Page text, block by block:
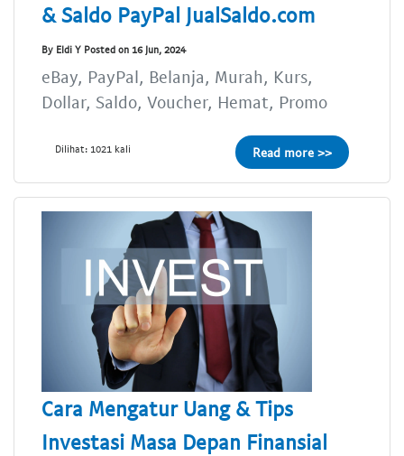
& Saldo PayPal JualSaldo.com
By Eldi Y Posted on 16 Jun, 2024
eBay, PayPal, Belanja, Murah, Kurs,
Dollar, Saldo, Voucher, Hemat, Promo
Dilihat: 1021 kali Read more >>
Cara Mengatur Uang & Tips
Investasi Masa Depan Finansial